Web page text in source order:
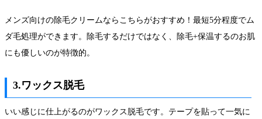
メンズ向けの除毛クリームならこちらがおすすめ！最短5分程度でム
ダ毛処理ができます。除毛するだけではなく、除毛+保温するのお肌
にも優しいのが特徴的。
3.ワックス脱毛
いい感じに仕上がるのがワックス脱毛です。テープを貼って一気に